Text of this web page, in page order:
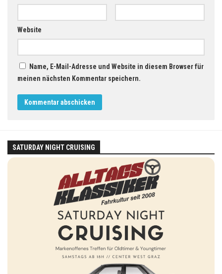
Website
Name, E-Mail-Adresse und Website in diesem Browser für
meinen nächsten Kommentar speichern.
SATURDAY NIGHT CRUISING